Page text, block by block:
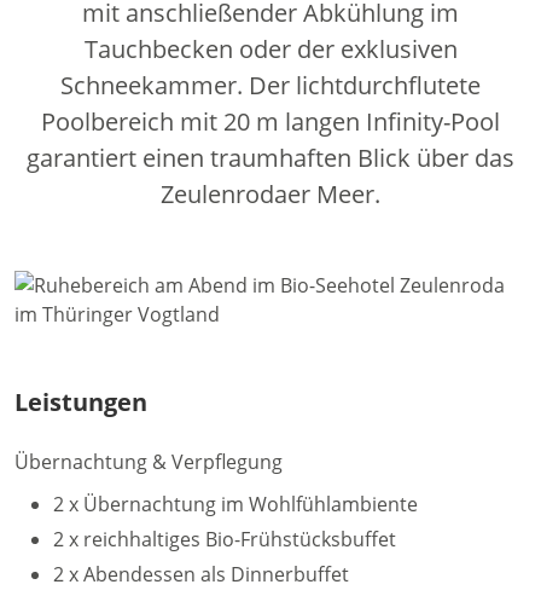
mit anschließender Abkühlung im
Tauchbecken oder der exklusiven
Schneekammer. Der lichtdurchflutete
Poolbereich mit 20 m langen Infinity-Pool
garantiert einen traumhaften Blick über das
Zeulenrodaer Meer.
Leistungen
Übernachtung & Verpflegung
2 x Übernachtung im Wohlfühlambiente
2 x reichhaltiges Bio-Frühstücksbuffet
2 x Abendessen als Dinnerbuffet